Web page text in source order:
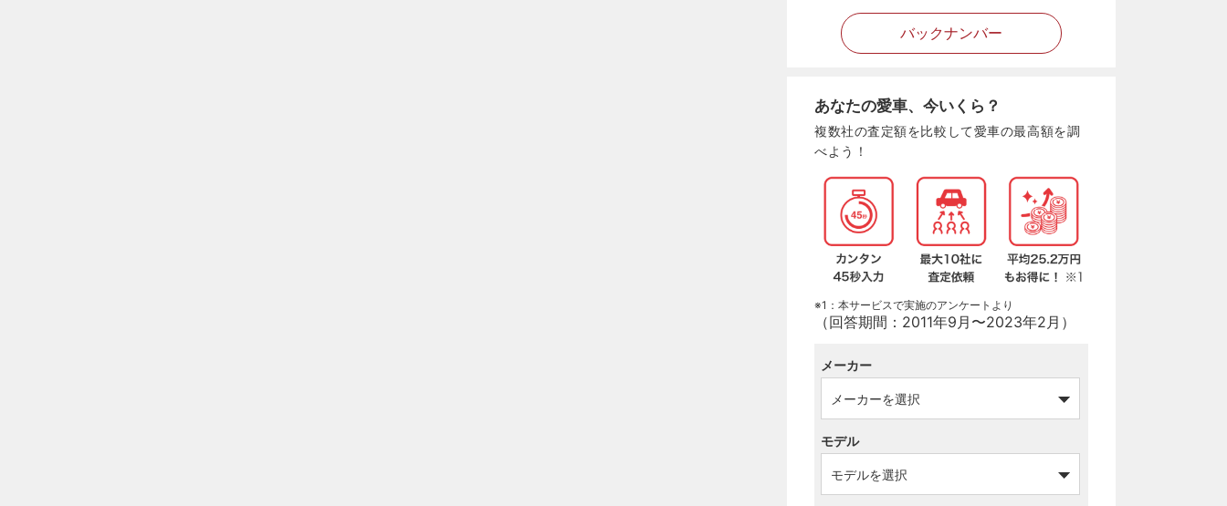
バックナンバー
あなたの愛車、今いくら？
複数社の査定額を比較して愛車の最高額を調
べよう！
※1：本サービスで実施のアンケートより
（回答期間：2011年9月〜2023年2月）
メーカー
モデル